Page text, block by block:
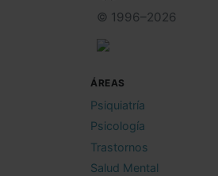
© 1996–2026
ÁREAS
Psiquiatría
Psicología
Trastornos
Salud Mental